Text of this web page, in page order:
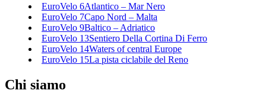
EuroVelo 6Atlantico – Mar Nero
EuroVelo 7Capo Nord – Malta
EuroVelo 9Baltico – Adriatico
EuroVelo 13Sentiero Della Cortina Di Ferro
EuroVelo 14Waters of central Europe
EuroVelo 15La pista ciclabile del Reno
Chi siamo